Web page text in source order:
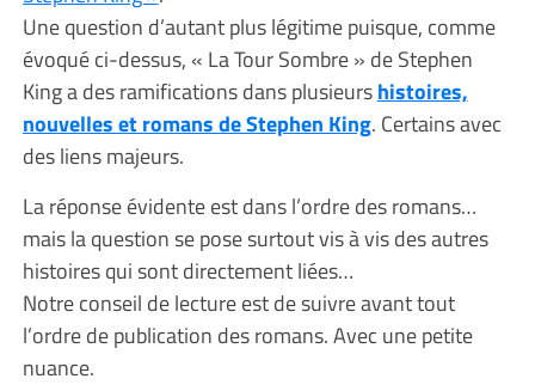
Une question d’autant plus légitime puisque, comme
évoqué ci-dessus, « La Tour Sombre » de Stephen
King a des ramifications dans plusieurshistoires,
nouvelles et romans de Stephen King. Certains avec
des liens majeurs.
La réponse évidente est dans l’ordre des romans…
mais la question se pose surtout vis à vis des autres
histoires qui sont directement liées…
Notre conseil de lecture est de suivre avant tout
l’ordre de publication des romans. Avec une petite
nuance.